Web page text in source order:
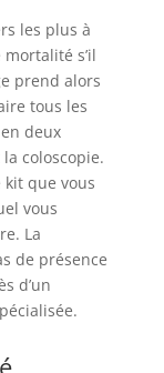
les plus à
s’il
prend alors
tous les
deux
coloscopie.
que vous
vous
La
de présence
d’un